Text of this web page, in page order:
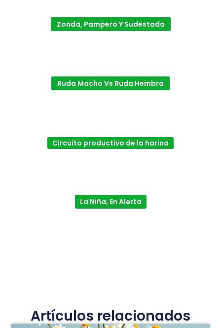
Zonda, Pampero Y Sudestada
Ruda Macho Vs Ruda Hembra
Circuito productivo de la harina
La Niña, En Alerta
Artículos relacionados